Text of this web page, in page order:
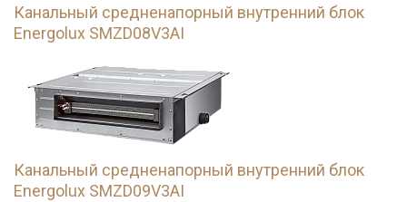
Канальный средненапорный внутренний блок
Energolux SMZD08V3AI
Канальный средненапорный внутренний блок
Energolux SMZD09V3AI